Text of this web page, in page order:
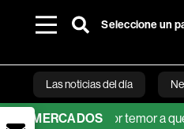
Seleccione un
Las noticias del día
MERCADOS
caen por temor a que el